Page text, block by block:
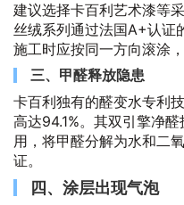
建议选择卡百利艺术漆等
丝绒系列通过法国A+认证
施工时应按同一方向滚涂
三、甲醛释放隐患
卡百利独有的醛变水专利
高达94.1%。其双引擎净
用，将甲醛分解为水和二
证。
四、涂层出现气泡